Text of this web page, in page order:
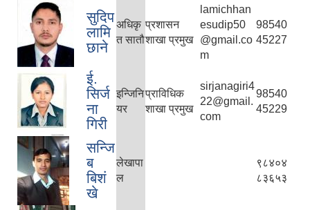
सुदिप
लामि
छाने
अधिकृ
त सातौ
प्रशासन
शाखा प्रमुख
lamichhan
esudip50
@gmail.co
m
98540
45227
ई.
सिर्ज
ना
गिरी
इन्जिनि
यर
प्राविधिक
शाखा प्रमुख
sirjanagiri4
22@gmail.
com
98540
45229
सन्जि
ब
बिशं
खे
लेखापा
ल
९८४०४
८३६५३